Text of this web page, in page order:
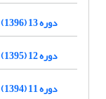
دوره 13 (1396)
دوره 12 (1395)
دوره 11 (1394)